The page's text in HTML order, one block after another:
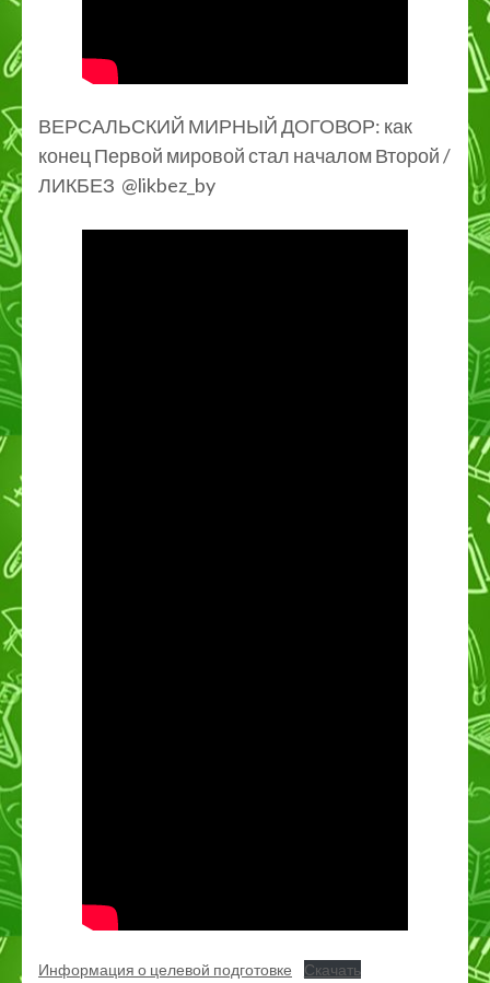
ВЕРСАЛЬСКИЙ МИРНЫЙ ДОГОВОР: как
конец Первой мировой стал началом Второй /
ЛИКБЕЗ @likbez_by
Информация о целевой подготовке Скачать